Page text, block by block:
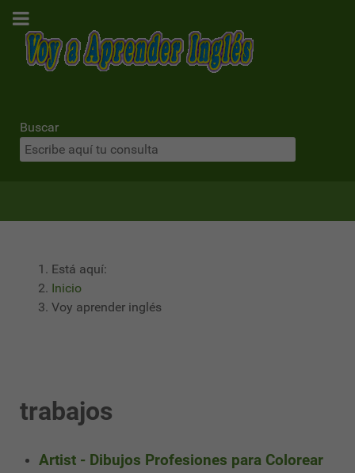
Buscar
Está aquí:
Inicio
Voy aprender inglés
trabajos
Artist - Dibujos Profesiones para Colorear